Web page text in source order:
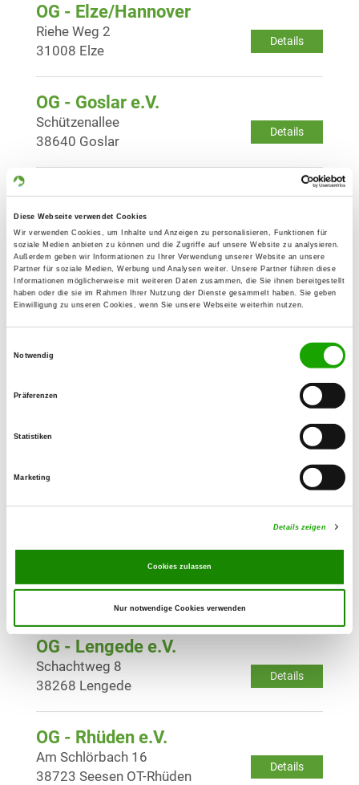
Diese Webseite verwendet Cookies
Wir verwenden Cookies, um Inhalte und Anzeigen zu personalisieren, Funktionen für
soziale Medien anbieten zu können und die Zugriffe auf unsere Website zu analysieren.
Außerdem geben wir Informationen zu Ihrer Verwendung unserer Website an unsere
Partner für soziale Medien, Werbung und Analysen weiter. Unsere Partner führen diese
Informationen möglicherweise mit weiteren Daten zusammen, die Sie ihnen bereitgestellt
haben oder die sie im Rahmen Ihrer Nutzung der Dienste gesammelt haben. Sie geben
Einwilligung zu unseren Cookies, wenn Sie unsere Webseite weiterhin nutzen.
Notwendig
Präferenzen
Statistiken
Marketing
Details zeigen
Cookies zulassen
Nur notwendige Cookies verwenden
OG - Elze/Hannover
Details
Riehe Weg 2
31008 Elze
OG - Goslar e.V.
Details
Schützenallee
38640 Goslar
OG - Hohenbüchen
Feldmark
31073 Hohenbüchen
OG - Hildesheim-West
Am Mastberg 2
Details
Wiesenstr. 90
Schäferstr.
31241 Ilsede
OG - Lamspringe
Details
31195 Lamspringe
OG - Lengede e.V.
Details
Schachtweg 8
38268 Lengede
OG - Rhüden e.V.
Details
Am Schlörbach 16
38723 Seesen OT-Rhüden